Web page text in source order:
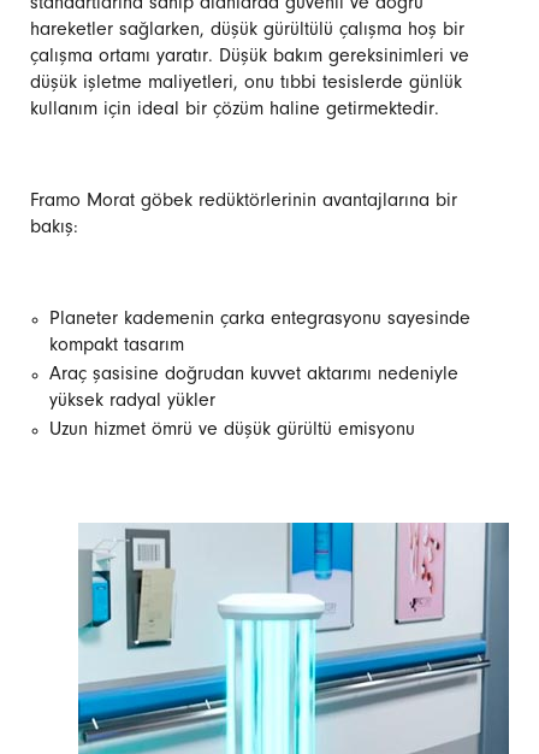
standartlarına sahip alanlarda güvenli ve doğru
hareketler sağlarken, düşük gürültülü çalışma hoş bir
çalışma ortamı yaratır. Düşük bakım gereksinimleri ve
düşük işletme maliyetleri, onu tıbbi tesislerde günlük
kullanım için ideal bir çözüm haline getirmektedir.
Framo Morat göbek redüktörlerinin avantajlarına bir
bakış:
Planeter kademenin çarka entegrasyonu sayesinde
kompakt tasarım
Araç şasisine doğrudan kuvvet aktarımı nedeniyle
yüksek radyal yükler
Uzun hizmet ömrü ve düşük gürültü emisyonu